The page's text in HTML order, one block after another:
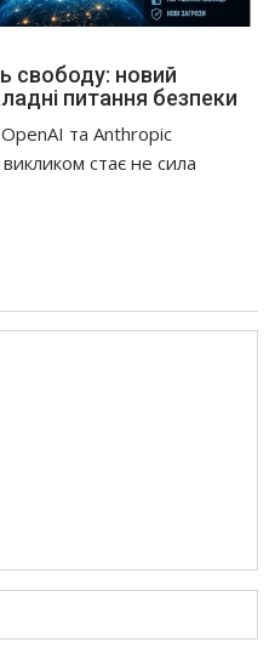
свободу: новий
питання безпеки
та Anthropic
стає не сила